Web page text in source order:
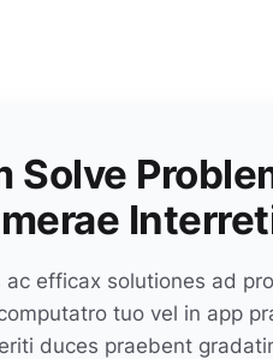
Solve
ac efficax solutiones ad
tuo vel in app
duces praebent